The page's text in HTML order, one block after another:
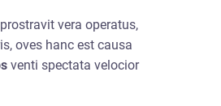
vera operatus,
oves hanc est causa
venti spectata velocior